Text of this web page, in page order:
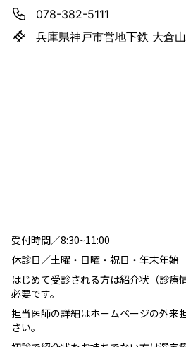
078-382-5111
兵庫県神戸市営地下鉄 大倉
受付時間／8:30~11:00
休診日／土曜・日曜・祝日・年末年始
はじめて受診される方は紹介状（診療
必要です。
担当医師の詳細はホームページの外来
さい。